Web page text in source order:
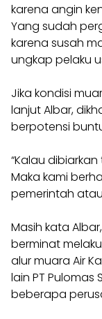
karena angin
Yang sudah
karena susah
ungkap pelaku
Jika kondisi
lanjut Albar,
berpotensi
“Kalau
Maka kami
pemerintah
Masih kata
berminat
alur muara Air
lain PT Pulomas
beberapa